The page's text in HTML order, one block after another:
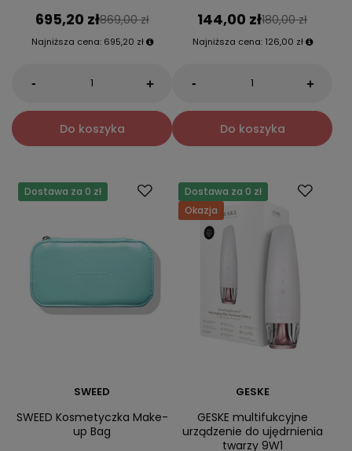
695,20 zł869,00 zł
Najniższa cena: 695,20 zł
- +
Do koszyka
144,00 zł180,00 zł
Najniższa cena: 126,00 zł
- +
Do koszyka
Dostawa za 0 zł
SWEED
SWEED Kosmetyczka Make-
up Bag
Dostawa za 0 zł
Okazja
GESKE
GESKE multifukcyjne
urządzenie do ujędrnienia
twarzy 9W1